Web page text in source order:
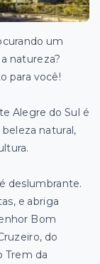
um
natureza?
para você!
Alegre do Sul é
natural,
deslumbrante.
e abriga
Bom
do
Trem da